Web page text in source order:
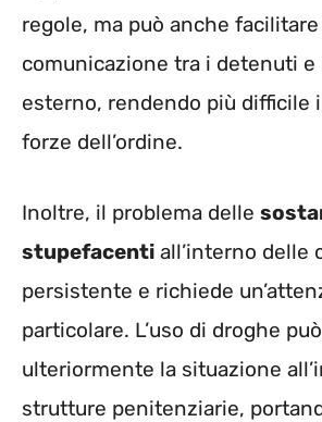
regole, ma può anche
comunicazione tra i detenuti e
esterno, rendendo più difficile
forze dell’ordine.
Inoltre, il problema delle
stupefacenti all’interno delle
persistente e richiede
particolare. L’uso di droghe
ulteriormente la situazione
strutture penitenziarie,